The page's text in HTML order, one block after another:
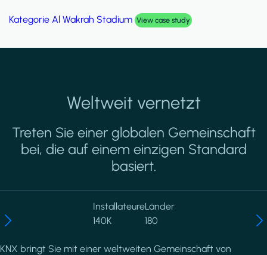
Kategorie Palm Hills Smart Villa View case study
Weltweit vernetzt
Treten Sie einer globalen Gemeinschaft
bei, die auf einem einzigen Standard
basiert.
Installateure
140K
Länder
180
KNX bringt Sie mit einer weltweiten Gemeinschaft von